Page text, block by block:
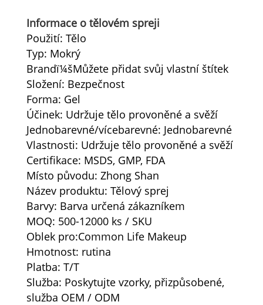
Informace o tělovém spreji
Použití: Tělo
Typ: Mokrý
Brandï¼šMůžete přidat svůj vlastní štítek
Složení: Bezpečnost
Forma: Gel
Účinek: Udržuje tělo provoněné a svěží
Jednobarevné/vícebarevné: Jednobarevné
Vlastnosti: Udržuje tělo provoněné a svěží
Certifikace: MSDS, GMP, FDA
Místo původu: Zhong Shan
Název produktu: Tělový sprej
Barvy: Barva určená zákazníkem
MOQ: 500-12000 ks / SKU
Oblek pro:Common Life Makeup
Hmotnost: rutina
Platba: T/T
Služba: Poskytujte vzorky, přizpůsobené,
služba OEM / ODM